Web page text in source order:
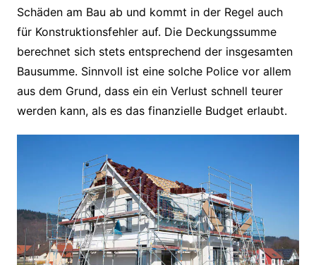
Schäden am Bau ab und kommt in der Regel auch
für Konstruktionsfehler auf. Die Deckungssumme
berechnet sich stets entsprechend der insgesamten
Bausumme. Sinnvoll ist eine solche Police vor allem
aus dem Grund, dass ein ein Verlust schnell teurer
werden kann, als es das finanzielle Budget erlaubt.